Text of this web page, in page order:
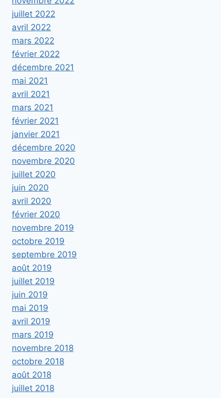
juillet 2022
avril 2022
mars 2022
février 2022
décembre 2021
mai 2021
avril 2021
mars 2021
février 2021
janvier 2021
décembre 2020
novembre 2020
juillet 2020
juin 2020
avril 2020
février 2020
novembre 2019
octobre 2019
septembre 2019
août 2019
juillet 2019
juin 2019
mai 2019
avril 2019
mars 2019
novembre 2018
octobre 2018
août 2018
juillet 2018